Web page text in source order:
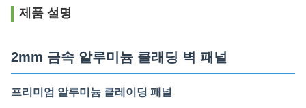
제품 설명
2mm 금속 알루미늄 클래딩 벽 패널
프리미엄 알루미늄 클레이딩 패널